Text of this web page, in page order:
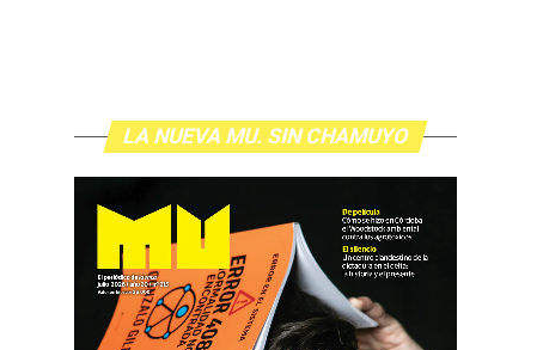
LA NUEVA MU. SIN CHAMUYO